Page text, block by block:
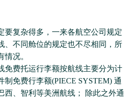
复杂得多，一来各航空公司规定
、不同舱位的规定也不尽相同，所
情况。
费托运行李额按航线主要分为计
免费行李额(PIECE SYSTEM) 通
西、智利等美洲航线； 除此之外通